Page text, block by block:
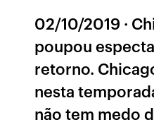
02/10/2019 ·
poupou
retorno.
nesta
não tem medo